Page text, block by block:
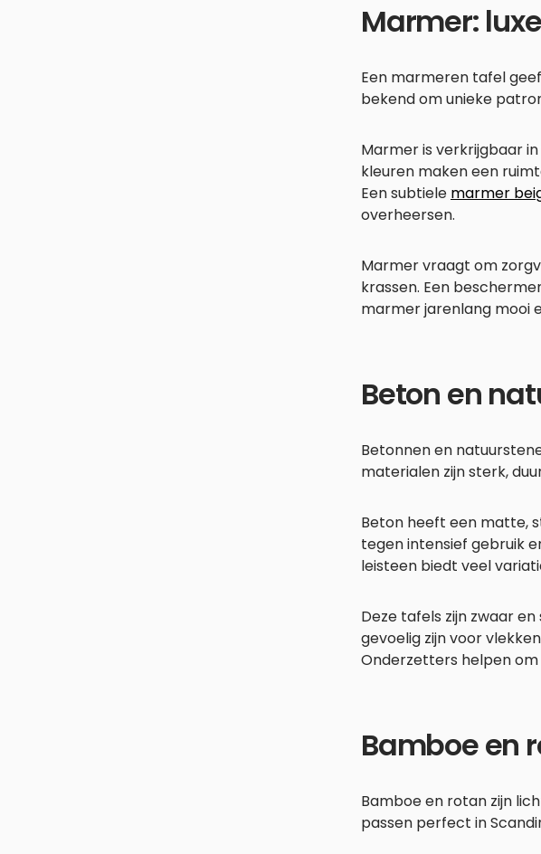
Marmer:
Een marmeren tafel
bekend om unieke
Marmer is verkrijgbaar
kleuren maken een
Een subtiele marmer
overheersen.
Marmer vraagt om
krassen. Een
marmer jarenlang mooi
Beton en
Betonnen en
materialen zijn sterk,
Beton heeft een matte,
tegen intensief gebruik
leisteen biedt veel
Deze tafels zijn zwaar
gevoelig zijn voor
Onderzetters helpen
Bamboe en
Bamboe en rotan zijn
passen perfect in